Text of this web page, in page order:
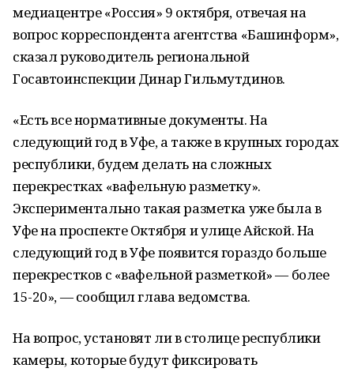
медиацентре «Россия» 9 октября, отвечая на
вопрос корреспондента агентства «Башинформ»,
сказал руководитель региональной
Госавтоинспекции Динар Гильмутдинов.
«Есть все нормативные документы. На
следующий год в Уфе, а также в крупных городах
республики, будем делать на сложных
перекрестках «вафельную разметку».
Экспериментально такая разметка уже была в
Уфе на проспекте Октября и улице Айской. На
следующий год в Уфе появится гораздо больше
перекрестков с «вафельной разметкой» — более
15-20», — сообщил глава ведомства.
На вопрос, установят ли в столице республики
камеры, которые будут фиксировать